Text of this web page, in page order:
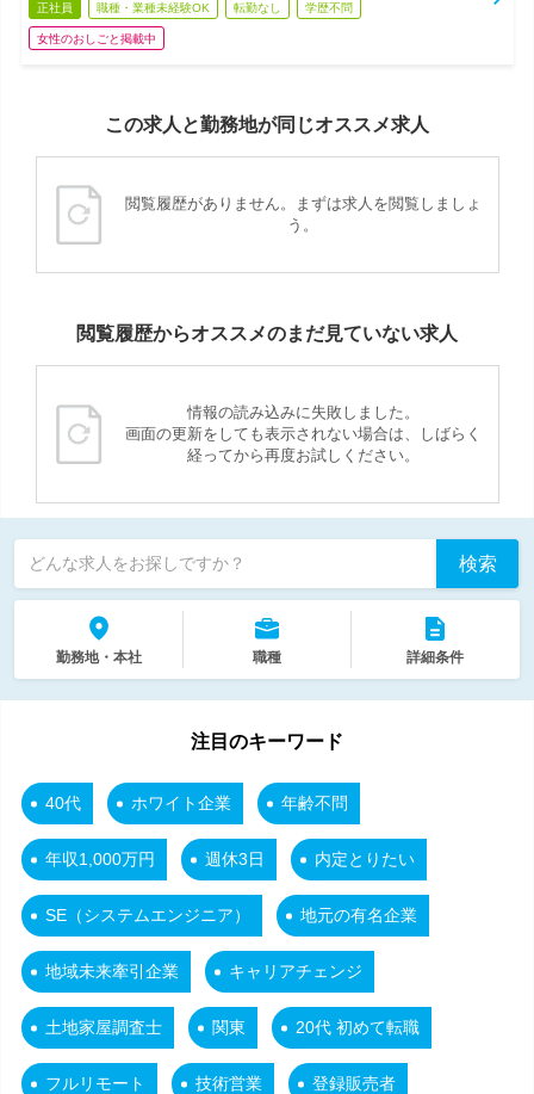
正社員 職種・業種未経験OK 転勤なし 学歴不問
女性のおしごと掲載中
この求人と勤務地が同じオススメ求人
閲覧履歴がありません。まずは求人を閲覧しましょ
う。
閲覧履歴からオススメのまだ見ていない求人
情報の読み込みに失敗しました。
画面の更新をしても表示されない場合は、しばらく
経ってから再度お試しください。
どんな求人をお探しですか？ 検索
勤務地・本社 職種 詳細条件
注目のキーワード
40代 ホワイト企業 年齢不問
年収1,000万円 週休3日 内定とりたい
SE（システムエンジニア） 地元の有名企業
地域未来牽引企業 キャリアチェンジ
土地家屋調査士 関東 20代 初めて転職
フルリモート 技術営業 登録販売者